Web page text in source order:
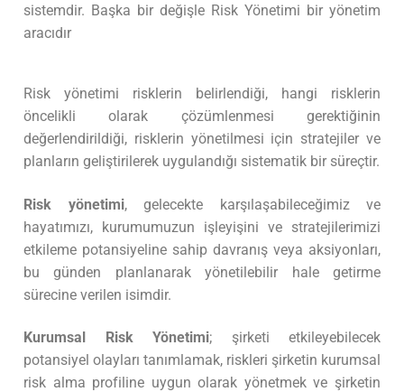
sistemdir. Başka bir değişle Risk Yönetimi bir yönetim
aracıdır
Risk yönetimi risklerin belirlendiği, hangi risklerin
öncelikli olarak çözümlenmesi gerektiğinin
değerlendirildiği, risklerin yönetilmesi için stratejiler ve
planların geliştirilerek uygulandığı sistematik bir süreçtir.
Risk yönetimi, gelecekte karşılaşabileceğimiz ve
hayatımızı, kurumumuzun işleyişini ve stratejilerimizi
etkileme potansiyeline sahip davranış veya aksiyonları,
bu günden planlanarak yönetilebilir hale getirme
sürecine verilen isimdir.
Kurumsal Risk Yönetimi; şirketi etkileyebilecek
potansiyel olayları tanımlamak, riskleri şirketin kurumsal
risk alma profiline uygun olarak yönetmek ve şirketin